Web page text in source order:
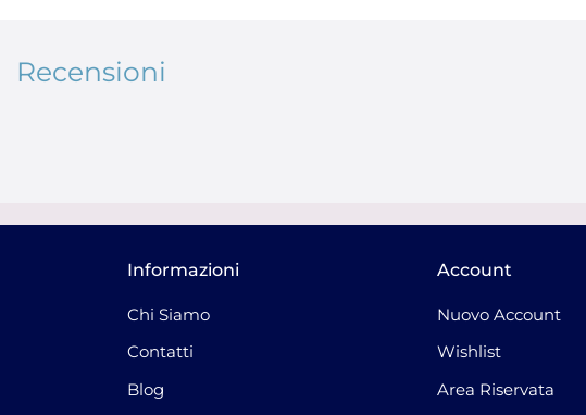
Recensioni
Informazioni
Chi Siamo
Contatti
Blog
Account
Nuovo Account
Wishlist
Area Riservata